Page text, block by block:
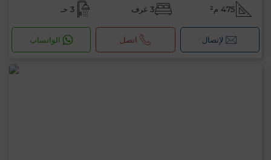
475 م² 3 غرف 3 حـ
لإتصال اتصل الواتساب